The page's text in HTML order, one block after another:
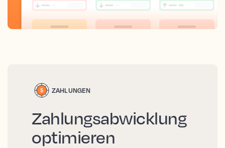
ZAHLUNGEN
Zahlungsabwicklung
optimieren